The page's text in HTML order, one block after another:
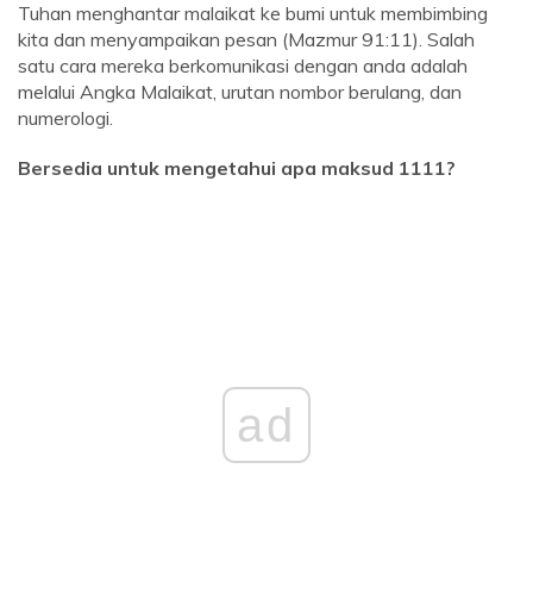
Tuhan menghantar malaikat ke bumi untuk membimbing
kita dan menyampaikan pesan (Mazmur 91:11). Salah
satu cara mereka berkomunikasi dengan anda adalah
melalui Angka Malaikat, urutan nombor berulang, dan
numerologi.
Bersedia untuk mengetahui apa maksud 1111?
ad